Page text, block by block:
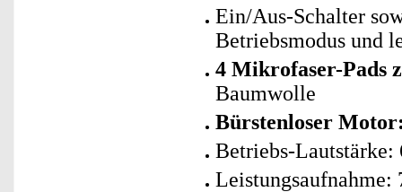
Ein/Aus-Schalter
Betriebsmodus und
4 Mikrofaser-Pads
Baumwolle
Bürstenloser
Betriebs-Lautstärke:
Leistungsaufnahme: